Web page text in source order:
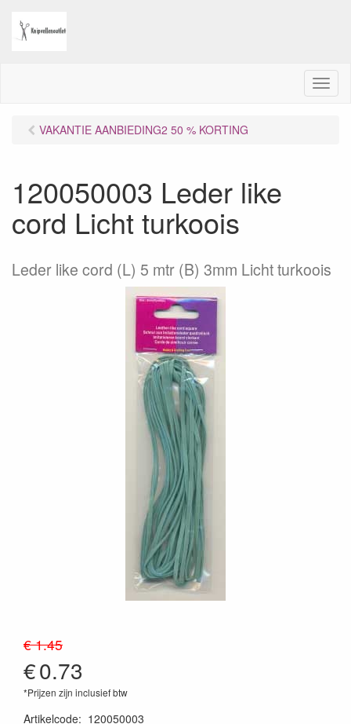
M
e
VAKANTIE AANBIEDING2 50 % KORTING
120050003 Leder like
cord Licht turkoois
Leder like cord (L) 5 mtr (B) 3mm Licht turkoois
€ 1.45
€0.73
*Prijzen zijn inclusief btw
Artikelcode: 120050003